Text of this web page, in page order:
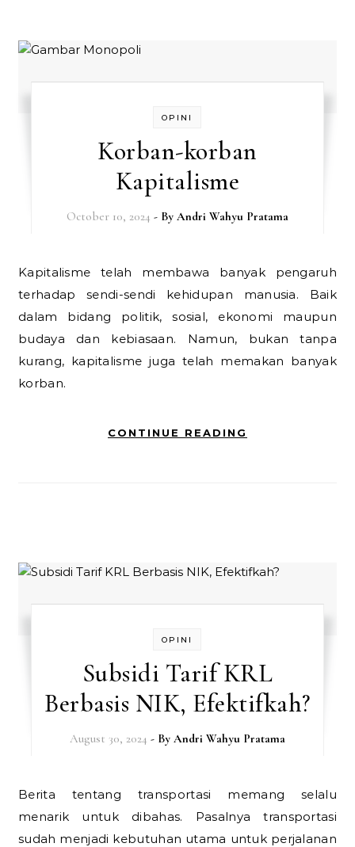
OPINI
Korban-korban
Kapitalisme
October 10, 2024 - By Andri Wahyu Pratama
Kapitalisme telah membawa banyak pengaruh
terhadap sendi-sendi kehidupan manusia. Baik
dalam bidang politik, sosial, ekonomi maupun
budaya dan kebiasaan. Namun, bukan tanpa
kurang, kapitalisme juga telah memakan banyak
korban.
CONTINUE READING
OPINI
Subsidi Tarif KRL
Berbasis NIK, Efektifkah?
August 30, 2024 - By Andri Wahyu Pratama
Berita tentang transportasi memang selalu
menarik untuk dibahas. Pasalnya transportasi
sudah menjadi kebutuhan utama untuk perjalanan